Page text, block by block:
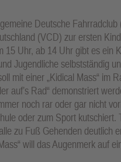
Deutsche
(VCD) zur ersten
15 Uhr, ab 14 Uhr gibt es ein
Jugendliche selbstständig
mit einer „Kidical Mass“ im
auf’s Rad“ demonstriert
noch rar oder gar nicht
oder zum Sport
zu Fuß Gehenden deutlich
will das Augenmerk auf